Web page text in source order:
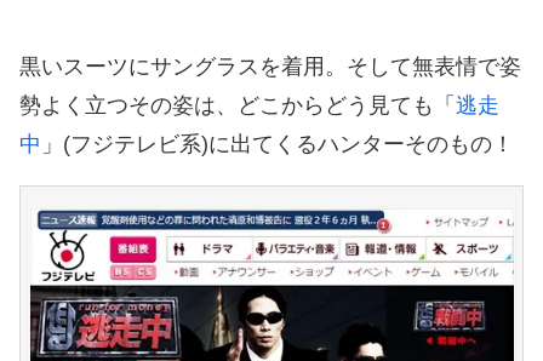
黒いスーツにサングラスを着用。そして無表情で姿
勢よく立つその姿は、どこからどう見ても「 逃走
中 」(フジテレビ系)に出てくるハンターそのもの！